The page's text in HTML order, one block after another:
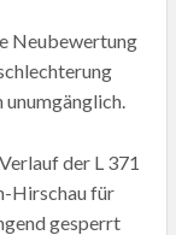
Neubewertung
der L 371
Hirschau für
gesperrt